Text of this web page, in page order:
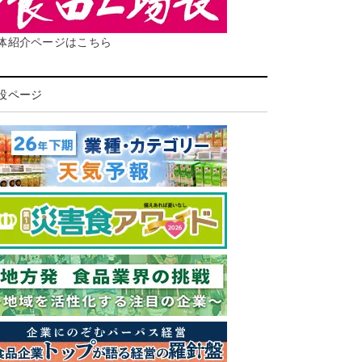
紹介ページはこちら
ページ